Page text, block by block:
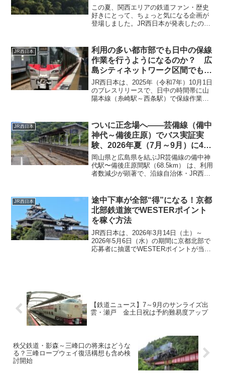
この夏、関西エリアの鉄道ファン・歴史
好きにとって、ちょっと気になる企画が
登場しました。JR西日本が発表したの
インパクト抜群。「和歌山市って何？」
と、あらためて聞か...
JR西日本
利用の多い都市部でも日中の保線
作業を行うようになるのか？ 広
島シティネットワーク区間でも日
中の時間帯に運転休止しバス代行
輸送！
JR西日本は、2025年（令和7年）10月1日
のプレスリリースで、日中の時間帯に山
陽本線（糸崎駅～西条駅）で保線作業を
業は利用者の少ない路線でのみ行われて
いましたが、今後は利用者の多い路線で
も対象となるようです。該当する路線に
ついて検討してみたいと思います。
JR西日本
ついに正念場へ――芸備線（備中
神代～備後庄原）でバス実証実
験、2026年夏（7月～9月）に4路
線で実施
岡山県と広島県を結ぶJR芸備線の備中神
代駅〜備後庄原間駅（68.5km） は、利用
者数減少が顕著で、沿線自治体・JR西日
おり将来のあり方について検討が行われ
ています。こ...
JR西日本
途中下車が全部“得”になる！京都
北部鉄道旅でWESTERポイント
を稼ぐ方法
JR西日本は、2026年3月14日（土）～
2026年5月6日（水）の期間に京都北部で
応募者に抽選でWESTERポイントが当た
きるWESTERポイントとなっています。
【鉄道ニュース】7～9月のサンライズ出
雲・瀬戸 金土日祝は予約難易度アップ
秩父鉄道・影森～三峰口の将来はどうな
る？三峰ロープウェイ復活構想も含め検
討開始